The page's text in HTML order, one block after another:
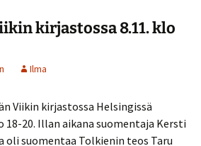
kirjastossa 8.11. klo
Ilma
Viikin kirjastossa Helsingissä
18-20. Illan aikana suomentaja Kersti
oli suomentaa Tolkienin teos Taru